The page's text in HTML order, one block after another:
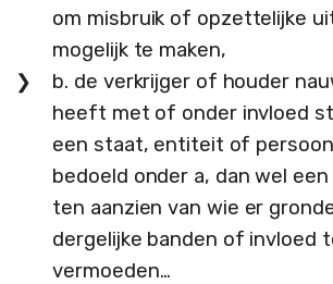
om misbruik of opzettelijke
mogelijk te maken,
b. de verkrijger of houder
heeft met of onder invloed
een staat, entiteit of
bedoeld onder a, dan wel
ten aanzien van wie er
dergelijke banden of invloed
vermoeden…